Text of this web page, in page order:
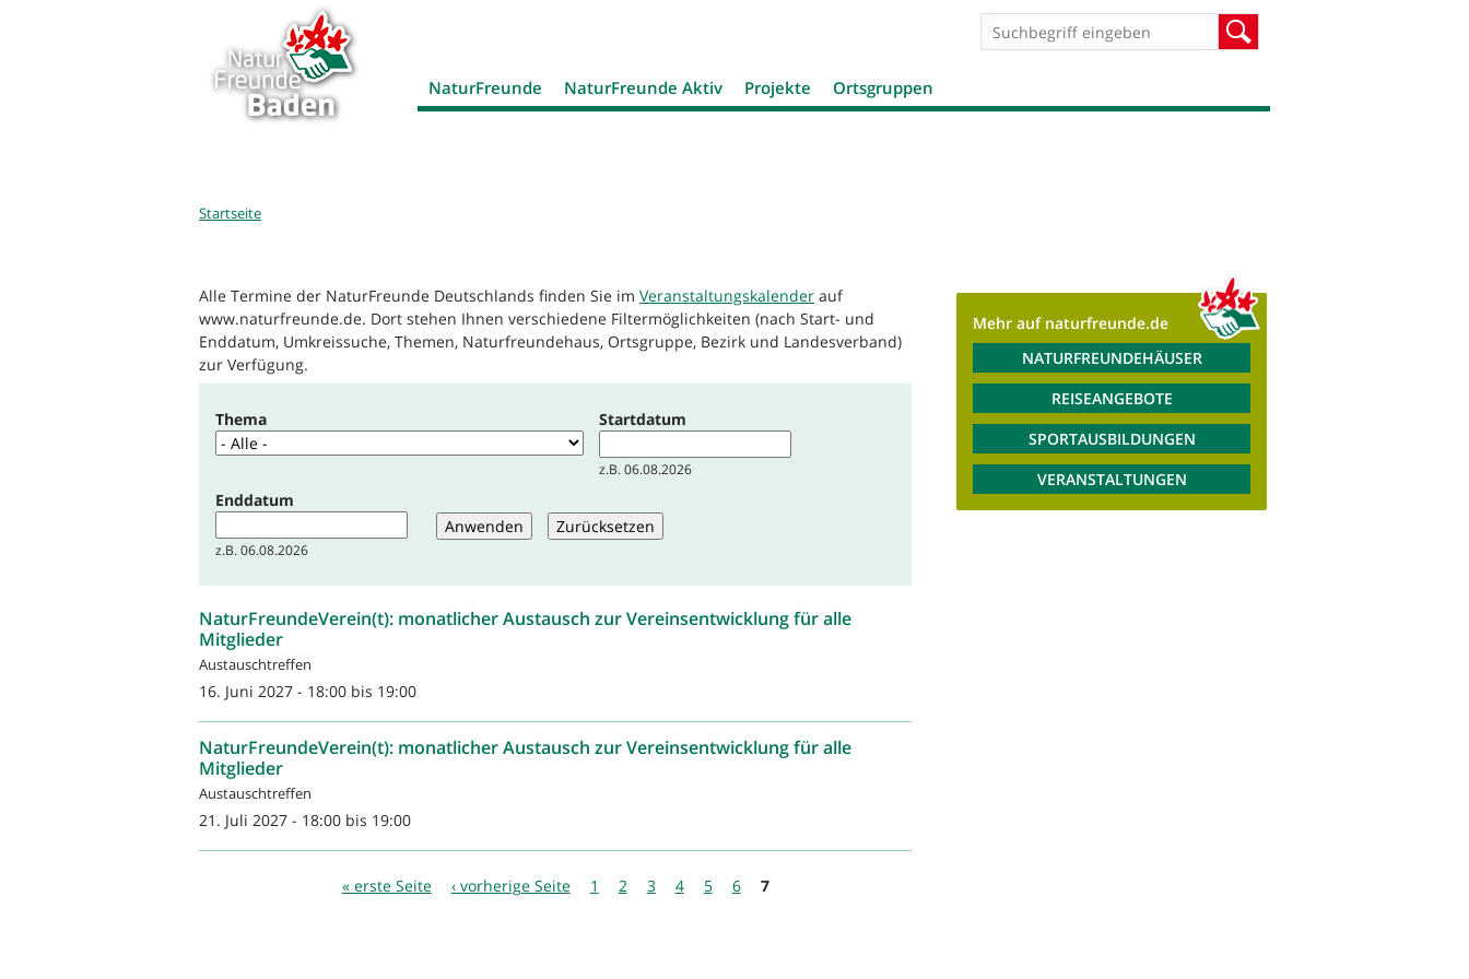
Suchformular
NaturFreunde NaturFreunde Aktiv Projekte Ortsgruppen
Sie
Startseite
Alle Termine der NaturFreunde Deutschlands finden Sie im Veranstaltungskalender auf
www.naturfreunde.de. Dort stehen Ihnen verschiedene Filtermöglichkeiten (nach Start- und
Enddatum, Umkreissuche, Themen, Naturfreundehaus, Ortsgruppe, Bezirk und Landesverband)
zur Verfügung.
Thema
Startdatum
z.B. 06.08.2026
Enddatum
z.B. 06.08.2026
NaturFreundeVerein(t): monatlicher Austausch zur Vereinsentwicklung für alle
Mitglieder
Austauschtreffen
16. Juni 2027 - 18:00 bis 19:00
NaturFreundeVerein(t): monatlicher Austausch zur Vereinsentwicklung für alle
Mitglieder
Austauschtreffen
21. Juli 2027 - 18:00 bis 19:00
« erste Seite ‹ vorherige Seite 1 2 3 4 5 6 7
Mehr auf naturfreunde.de
NATURFREUNDEHÄUSER
REISEANGEBOTE
SPORTAUSBILDUNGEN
VERANSTALTUNGEN